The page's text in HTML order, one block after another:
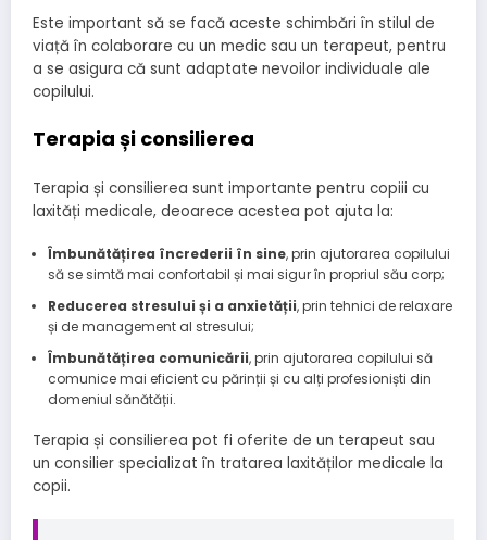
Este important să se facă aceste schimbări în stilul de
viață în colaborare cu un medic sau un terapeut, pentru
a se asigura că sunt adaptate nevoilor individuale ale
copilului.
Terapia și consilierea
Terapia și consilierea sunt importante pentru copiii cu
laxități medicale, deoarece acestea pot ajuta la:
Îmbunătățirea încrederii în sine, prin ajutorarea copilului
să se simtă mai confortabil și mai sigur în propriul său corp;
Reducerea stresului și a anxietății, prin tehnici de relaxare
și de management al stresului;
Îmbunătățirea comunicării, prin ajutorarea copilului să
comunice mai eficient cu părinții și cu alți profesioniști din
domeniul sănătății.
Terapia și consilierea pot fi oferite de un terapeut sau
un consilier specializat în tratarea laxităților medicale la
copii.